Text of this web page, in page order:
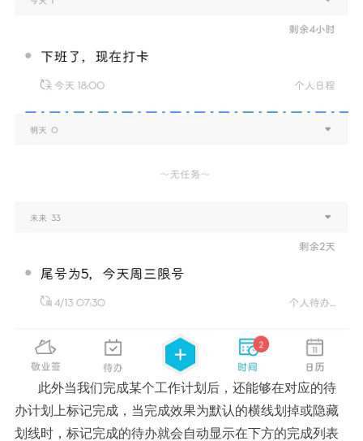
此外当我们完成某个工作计划后，还能够在对应的待
办计划上标记完成，当完成效果为默认的横线划掉或隐藏
划线时，标记完成的待办就会自动显示在下方的完成列表